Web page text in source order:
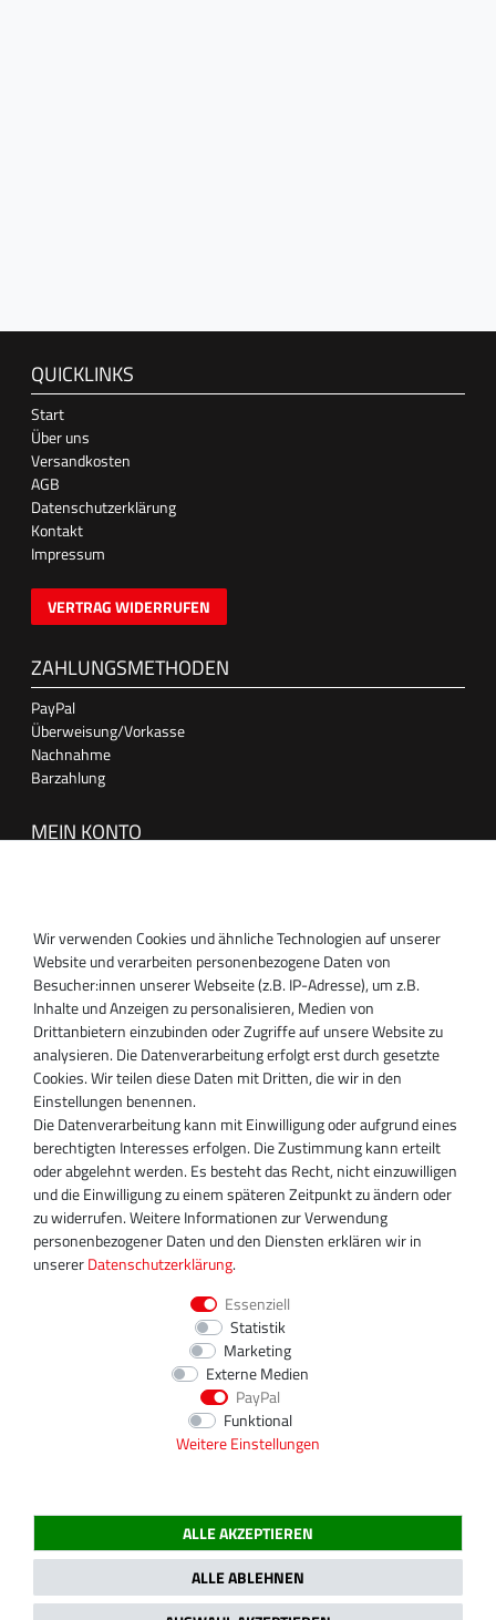
QUICKLINKS
Start
Über uns
Versandkosten
AGB
Datenschutzerklärung
Kontakt
Impressum
VERTRAG WIDERRUFEN
ZAHLUNGSMETHODEN
PayPal
Überweisung/Vorkasse
Nachnahme
Barzahlung
MEIN KONTO
SUPPORT
Inhaber:
Magnos Turbosystems GmbH
Miraustraße 27-29
D-13509 Berlin
+49 30 340 606 740
+49 30 340 606 740
+49 30 340 606 745
info@turboservice24.de
Aktuelle Öffnungszeiten
Mo-Fr: 08:00 Uhr - 18:00 Uhr
Sa: geschlossen
2020 Magnos Turbosystems GmbH | Alle Preise inklusive gesetzlicher MwSt.
Wir verwenden Cookies und ähnliche Technologien auf unserer
Website und verarbeiten personenbezogene Daten von
Besucher:innen unserer Webseite (z.B. IP-Adresse), um z.B.
Inhalte und Anzeigen zu personalisieren, Medien von
Drittanbietern einzubinden oder Zugriffe auf unsere Website zu
analysieren. Die Datenverarbeitung erfolgt erst durch gesetzte
Cookies. Wir teilen diese Daten mit Dritten, die wir in den
Einstellungen benennen.
Die Datenverarbeitung kann mit Einwilligung oder aufgrund eines
berechtigten Interesses erfolgen. Die Zustimmung kann erteilt
oder abgelehnt werden. Es besteht das Recht, nicht einzuwilligen
und die Einwilligung zu einem späteren Zeitpunkt zu ändern oder
zu widerrufen. Weitere Informationen zur Verwendung
personenbezogener Daten und den Diensten erklären wir in
unsererDaten­schutz­erklärung.
Essenziell
Statistik
Marketing
Externe Medien
PayPal
Funktional
Weitere Einstellungen
ALLE AKZEPTIEREN
ALLE ABLEHNEN